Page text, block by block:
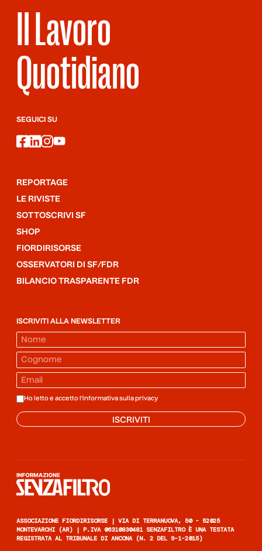
Il Lavoro
Quotidiano
SEGUICI SU
facebook
linkedin
instagram
youtube
REPORTAGE
LE RIVISTE
SOTTOSCRIVI SF
SHOP
FIORDIRISORSE
OSSERVATORI DI SF/FDR
BILANCIO TRASPARENTE FDR
ISCRIVITI ALLA NEWSLETTER
Ho letto e accetto l'informativa sulla privacy
ISCRIVITI
ASSOCIAZIONE FIORDIRISORSE | VIA DI TERRANUOVA, 50 - 52025
MONTEVARCHI (AR) | P.IVA 06310830481 SENZAFILTRO È UNA TESTATA
REGISTRATA AL TRIBUNALE DI ANCONA (N. 2 DEL 9-1-2015)